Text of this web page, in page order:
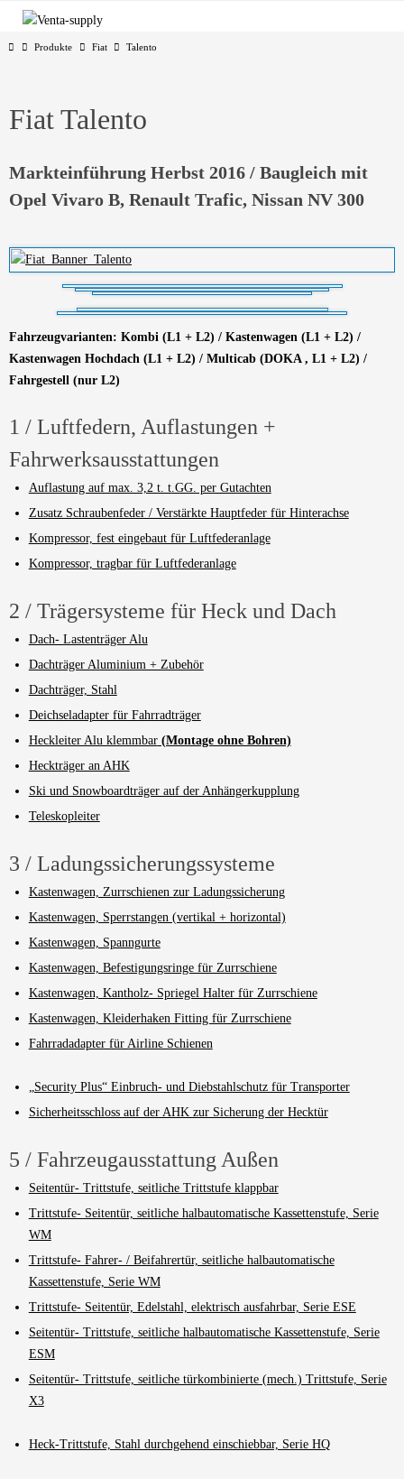
Zum
springen
StartProdukte Fiat Talento
Fiat Talento
Markteinführung Herbst 2016 / Baugleich mit
Opel Vivaro B, Renault Trafic, Nissan NV 300
Fahrzeugvarianten: Kombi (L1 + L2) / Kastenwagen (L1 + L2) /
Kastenwagen Hochdach (L1 + L2) / Multicab (DOKA , L1 + L2) /
Fahrgestell (nur L2)
1 / Luftfedern, Auflastungen +
Fahrwerksausstattungen
Auflastung auf max. 3,2 t. t.GG. per Gutachten
Zusatz Schraubenfeder / Verstärkte Hauptfeder für Hinterachse
Kompressor, fest eingebaut für Luftfederanlage
Kompressor, tragbar für Luftfederanlage
2 / Trägersysteme für Heck und Dach
Dach- Lastenträger Alu
Dachträger Aluminium + Zubehör
Dachträger, Stahl
Deichseladapter für Fahrradträger
Heckleiter Alu klemmbar(Montage ohne Bohren)
Heckträger an AHK
Ski und Snowboardträger auf der Anhängerkupplung
Teleskopleiter
3 / Ladungssicherungssysteme
Kastenwagen, Zurrschienen zur Ladungssicherung
Kastenwagen, Sperrstangen (vertikal + horizontal)
Kastenwagen, Spanngurte
Kastenwagen, Befestigungsringe für Zurrschiene
Kastenwagen, Kantholz- Spriegel Halter für Zurrschiene
Kastenwagen, Kleiderhaken Fitting für Zurrschiene
Fahrradadapter für Airline Schienen
„Security Plus“ Einbruch- und Diebstahlschutz für Transporter
Sicherheitsschloss auf der AHK zur Sicherung der Hecktür
5 / Fahrzeugausstattung Außen
Seitentür- Trittstufe, seitliche Trittstufe klappbar
Trittstufe- Seitentür, seitliche halbautomatische Kassettenstufe, Serie
WM
Trittstufe- Fahrer- / Beifahrertür, seitliche halbautomatische
Kassettenstufe, Serie WM
Trittstufe- Seitentür, Edelstahl, elektrisch ausfahrbar, Serie ESE
Seitentür- Trittstufe, seitliche halbautomatische Kassettenstufe, Serie
ESM
Seitentür- Trittstufe, seitliche türkombinierte (mech.) Trittstufe, Serie
X3
Heck-Trittstufe, Stahl durchgehend einschiebbar, Serie HQ